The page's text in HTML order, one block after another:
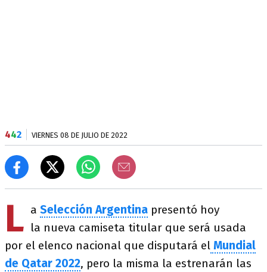
442 VIERNES 08 DE JULIO DE 2022
L a Selección Argentina presentó hoy
la nueva camiseta titular que será usada
por el elenco nacional que disputará el Mundial
de Qatar 2022, pero la misma la estrenarán las